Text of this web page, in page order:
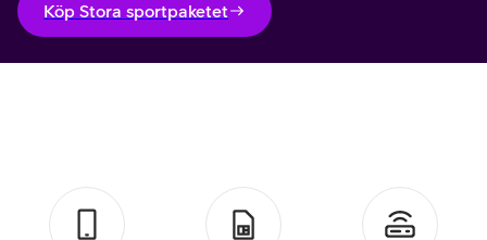
Köp Stora sportpaketet